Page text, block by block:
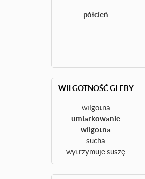
półcień
WILGOTNOŚĆ GLEBY
wilgotna
umiarkowanie
wilgotna
sucha
wytrzymuje suszę